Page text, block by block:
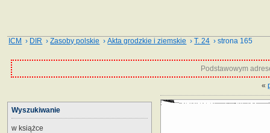
ICM › DIR ›Zasoby polskie ›Akta grodzkie i ziemskie ›T. 24 › strona 165
Podstawowym
«
Wyszukiwanie
w książce